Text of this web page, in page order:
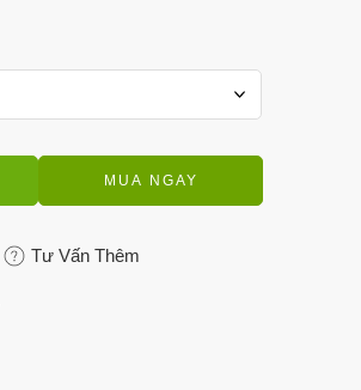
MUA NGAY
Tư Vấn Thêm